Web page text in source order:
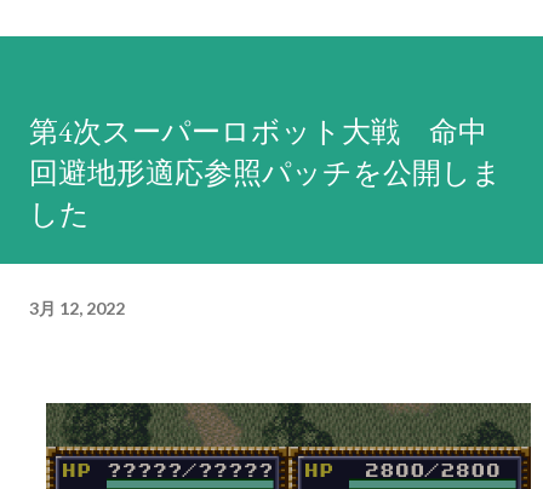
能な最強の武器を選択する。これに合致する武器がない場合は
反撃不能扱いになる。弾切れや射程外からの攻撃には何もしな
い。先攻側の攻撃でHPがゼロになると判断しても反撃を試み、
それができない場合は反撃不能扱いとなる。原則として武器選
択の際に相手の残りHPは考慮しないため、反撃相手のHPが仮
に残り1であろうとも最強の武器で反撃する。前述の通り、敵軍
適用した数値）が低いユニットは威力重視の武器で反撃される
事が多い。残弾やEN消費も気になるところだが、分身持ちであ
るゲッター2系やF91であればこの命令を活用できるかもしれな
第4次スーパーロボット大戦 命中
回避地形適応参照パッチを公開しま
した
3月 12, 2022